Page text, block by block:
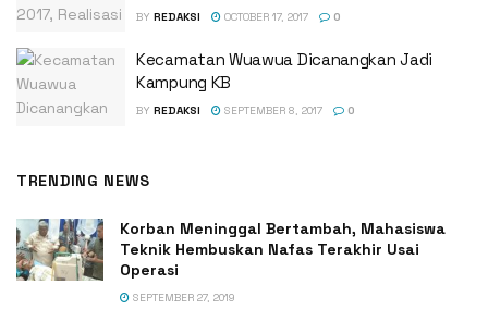
BY REDAKSI OCTOBER 17, 2017 0
Kecamatan Wuawua Dicanangkan Jadi
Kampung KB
BY REDAKSI SEPTEMBER 8, 2017 0
TRENDING NEWS
Korban Meninggal Bertambah, Mahasiswa
Teknik Hembuskan Nafas Terakhir Usai
Operasi
SEPTEMBER 27, 2019